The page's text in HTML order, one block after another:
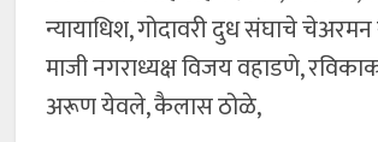
न्यायाधिश, गोदावरी दुध संघाचे
माजी नगराध्यक्ष विजय वहाडणे,
अरूण येवले, कैलास ठोळे,